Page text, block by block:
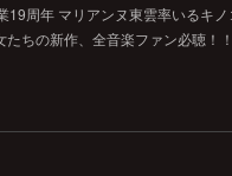
周年 マリアンヌ東雲率いるキ
ちの新作、全音楽ファン必聴！